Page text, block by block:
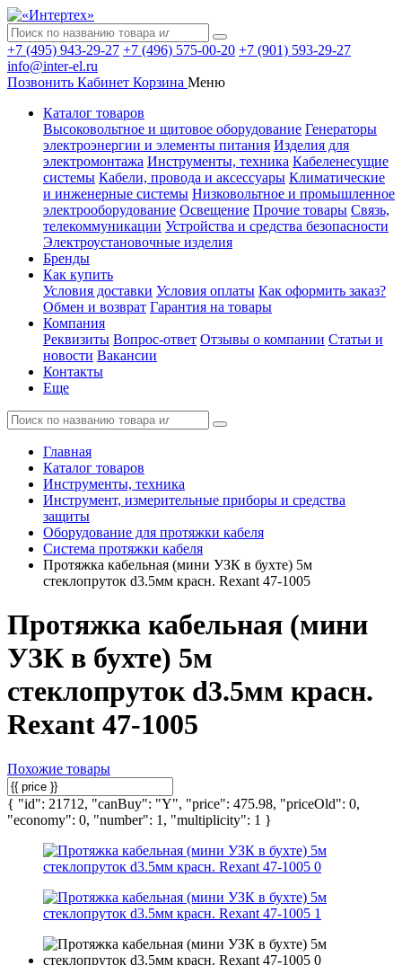
+7 (495) 943-29-27 +7 (496) 575-00-20 +7 (901) 593-29-27
info@inter-el.ru
Позвонить Кабинет Корзина Меню
Каталог товаров
Высоковольтное и щитовое оборудование Генераторы
электроэнергии и элементы питания Изделия для
электромонтажа Инструменты, техника Кабеленесущие
системы Кабели, провода и аксессуары Климатические
и инженерные системы Низковольтное и промышленное
электрооборудование Освещение Прочие товары Связь,
телекоммуникации Устройства и средства безопасности
Электроустановочные изделия
Бренды
Как купить
Условия доставки Условия оплаты Как оформить заказ?
Обмен и возврат Гарантия на товары
Компания
Реквизиты Вопрос-ответ Отзывы о компании Статьи и
новости Вакансии
Контакты
Еще
Главная
Каталог товаров
Инструменты, техника
Инструмент, измерительные приборы и средства
защиты
Оборудование для протяжки кабеля
Система протяжки кабеля
Протяжка кабельная (мини УЗК в бухте) 5м
стеклопруток d3.5мм красн. Rexant 47-1005
Протяжка кабельная (мини
УЗК в бухте) 5м
стеклопруток d3.5мм красн.
Rexant 47-1005
Похожие товары
{ "id": 21712, "canBuy": "Y", "price": 475.98, "priceOld": 0,
"economy": 0, "number": 1, "multiplicity": 1 }